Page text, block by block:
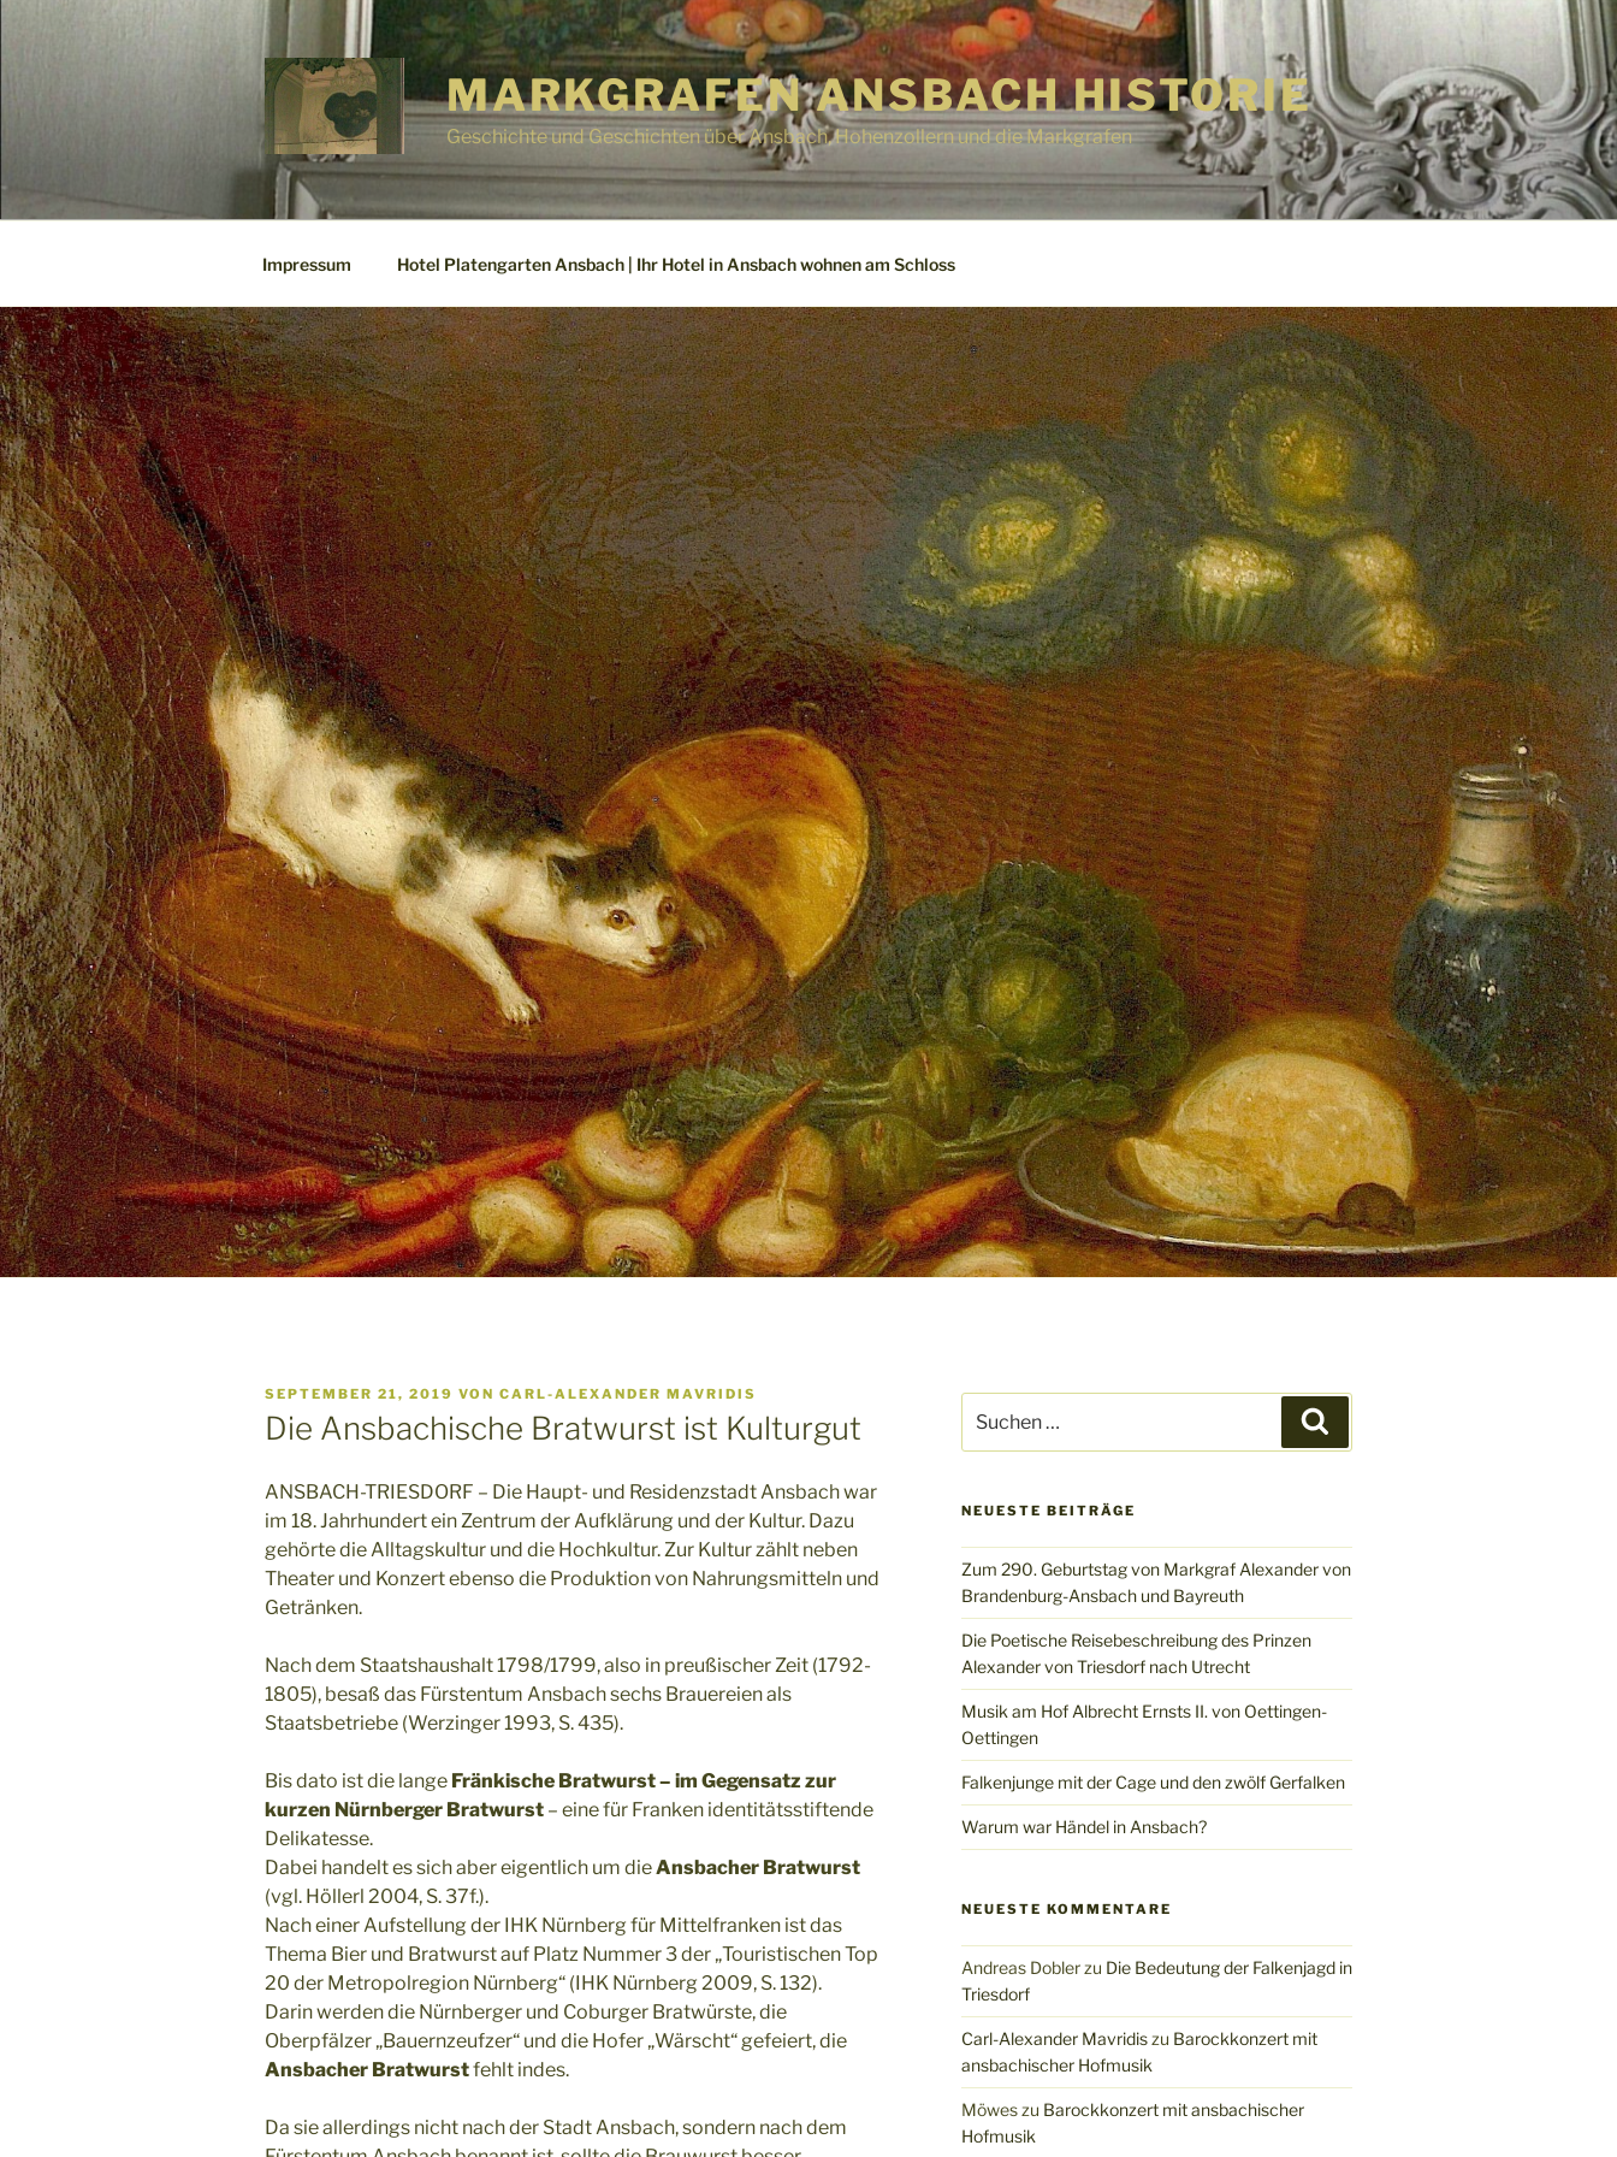
MARKGRAFEN ANSBACH HISTORIE
Geschichte und Geschichten über Ansbach, Hohenzollern und die Markgrafen
Impressum Hotel Platengarten Ansbach | Ihr Hotel in Ansbach wohnen am Schloss
VERÖFFENTLICHT
AM
SEPTEMBER 21, 2019 VON CARL-ALEXANDER MAVRIDIS
Die Ansbachische Bratwurst ist Kulturgut
ANSBACH-TRIESDORF – Die Haupt- und Residenzstadt Ansbach war
im 18. Jahrhundert ein Zentrum der Aufklärung und der Kultur. Dazu
gehörte die Alltagskultur und die Hochkultur. Zur Kultur zählt neben
Theater und Konzert ebenso die Produktion von Nahrungsmitteln und
Getränken.
Nach dem Staatshaushalt 1798/1799, also in preußischer Zeit (1792-
1805), besaß das Fürstentum Ansbach sechs Brauereien als
Staatsbetriebe (Werzinger 1993, S. 435).
Bis dato ist die lange Fränkische Bratwurst – im Gegensatz zur
kurzen Nürnberger Bratwurst – eine für Franken identitätsstiftende
Delikatesse.
Dabei handelt es sich aber eigentlich um dieAnsbacher Bratwurst
(vgl. Höllerl 2004, S. 37f.).
Nach einer Aufstellung der IHK Nürnberg für Mittelfranken ist das
Thema Bier und Bratwurst auf Platz Nummer 3 der „Touristischen Top
20 der Metropolregion Nürnberg“ (IHK Nürnberg 2009, S. 132).
Darin werden die Nürnberger und Coburger Bratwürste, die
Oberpfälzer „Bauernzeufzer“ und die Hofer „Wärscht“ gefeiert, die
Ansbacher Bratwurstfehlt indes.
Da sie allerdings nicht nach der Stadt Ansbach, sondern nach dem
nach:
NEUESTE BEITRÄGE
Zum 290. Geburtstag von Markgraf Alexander von
Brandenburg-Ansbach und Bayreuth
Die Poetische Reisebeschreibung des Prinzen
Alexander von Triesdorf nach Utrecht
Musik am Hof Albrecht Ernsts II. von Oettingen-
Oettingen
Falkenjunge mit der Cage und den zwölf Gerfalken
Warum war Händel in Ansbach?
NEUESTE KOMMENTARE
Andreas Doblerzu Die Bedeutung der Falkenjagd in
Triesdorf
Carl-Alexander Mavridiszu Barockkonzert mit
ansbachischer Hofmusik
Möweszu Barockkonzert mit ansbachischer
Hofmusik